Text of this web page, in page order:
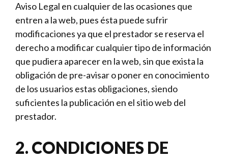
Aviso Legal en cualquier de las ocasiones que
entren a la web, pues ésta puede sufrir
modificaciones ya que el prestador se reserva el
derecho a modificar cualquier tipo de información
que pudiera aparecer en la web, sin que exista la
obligación de pre-avisar o poner en conocimiento
de los usuarios estas obligaciones, siendo
suficientes la publicación en el sitio web del
prestador.
2. CONDICIONES DE